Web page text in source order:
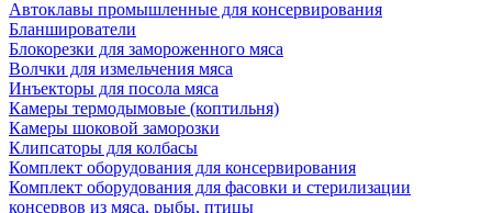
Автоклавы промышленные для консервирования
Бланширователи
Блокорезки для замороженного мяса
Волчки для измельчения мяса
Инъекторы для посола мяса
Камеры термодымовые (коптильня)
Камеры шоковой заморозки
Клипсаторы для колбасы
Комплект оборудования для консервирования
Комплект оборудования для фасовки и стерилизации
консервов из мяса, рыбы, птицы